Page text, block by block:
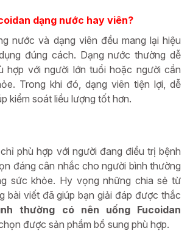
dạng nước hay viên?
nước và dạng viên đều mang lại hiệu
đúng cách. Dạng nước thường dễ
hợp với người lớn tuổi hoặc người cần
Trong khi đó, dạng viên tiện lợi, dễ
kiểm soát liều lượng tốt hơn.
phù hợp với người đang điều trị bệnh
đáng cân nhắc cho người bình thường
sức khỏe. Hy vọng những chia sẻ từ
bài viết đã giúp bạn giải đáp được thắc
thường có nên uống Fucoidan
được sản phẩm bổ sung phù hợp.